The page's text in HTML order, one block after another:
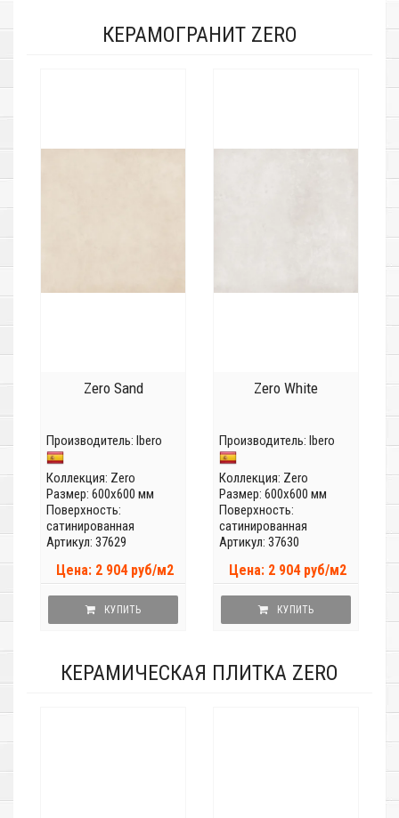
КЕРАМОГРАНИТ ZERO
Zero Sand
Производитель: Ibero
Коллекция: Zero
Размер: 600x600 мм
Поверхность:
сатинированная
Артикул: 37629
Цена: 2 904 руб/м2
КУПИТЬ
Zero White
Производитель: Ibero
Коллекция: Zero
Размер: 600x600 мм
Поверхность:
сатинированная
Артикул: 37630
Цена: 2 904 руб/м2
КУПИТЬ
КЕРАМИЧЕСКАЯ ПЛИТКА ZERO